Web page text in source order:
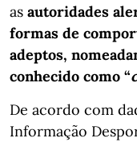
as autoridades
formas de
adeptos,
conhecido como “
De acordo com
Informação